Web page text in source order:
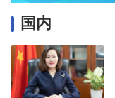
国内